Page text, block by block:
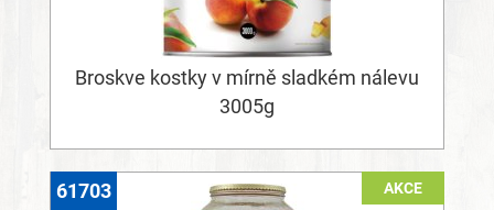
Broskve kostky v mírně sladkém nálevu
3005g
AKCE
61703